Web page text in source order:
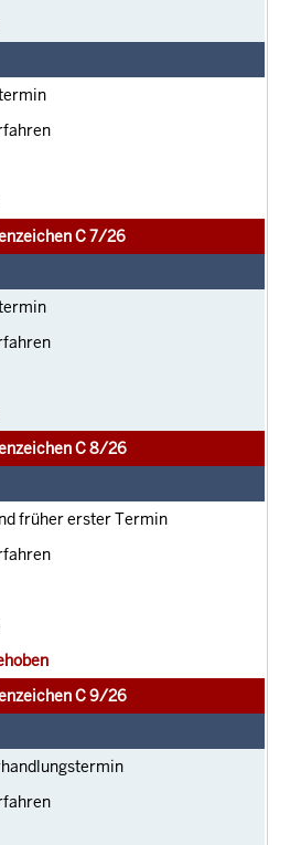
C 7/26
C 8/26
früher erster Termin
C 9/26